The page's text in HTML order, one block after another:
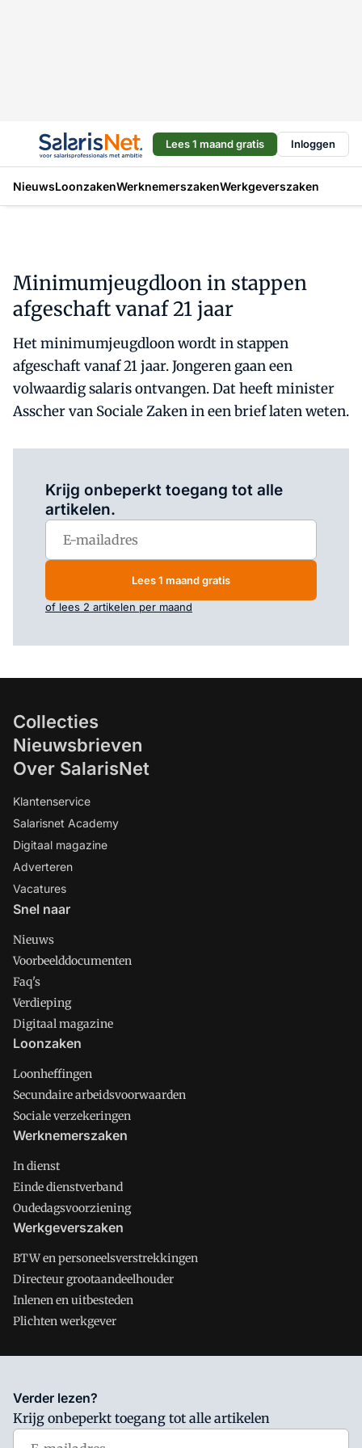
Lees 1 maand gratis Inloggen
NieuwsLoonzakenWerknemerszakenWerkgeverszaken
Minimumjeugdloon in stappen
afgeschaft vanaf 21 jaar
Het minimumjeugdloon wordt in stappen
afgeschaft vanaf 21 jaar. Jongeren gaan een
volwaardig salaris ontvangen. Dat heeft minister
Asscher van Sociale Zaken in een brief laten weten.
Krijg onbeperkt toegang tot alle
artikelen.
Lees 1 maand gratis
of lees 2 artikelen per maand
Collecties
Nieuwsbrieven
Over SalarisNet
Klantenservice
Salarisnet Academy
Digitaal magazine
Adverteren
Vacatures
Snel naar
Nieuws
Voorbeelddocumenten
Faq's
Verdieping
Digitaal magazine
Loonzaken
Loonheffingen
Secundaire arbeidsvoorwaarden
Sociale verzekeringen
Werknemerszaken
In dienst
Einde dienstverband
Oudedagsvoorziening
Werkgeverszaken
BTW en personeelsverstrekkingen
Directeur grootaandeelhouder
Inlenen en uitbesteden
Plichten werkgever
Salarisnet is onderdeel van VMN media. Lees in
waar VMN media voor staat. Op gebruik van deze site zijn de
volgende regelingen van toepassing:Algemene Voorwaarden
Verder lezen?
Krijg onbeperkt toegang tot alle artikelen